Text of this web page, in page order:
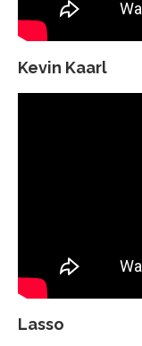
Kevin Kaarl
Lasso